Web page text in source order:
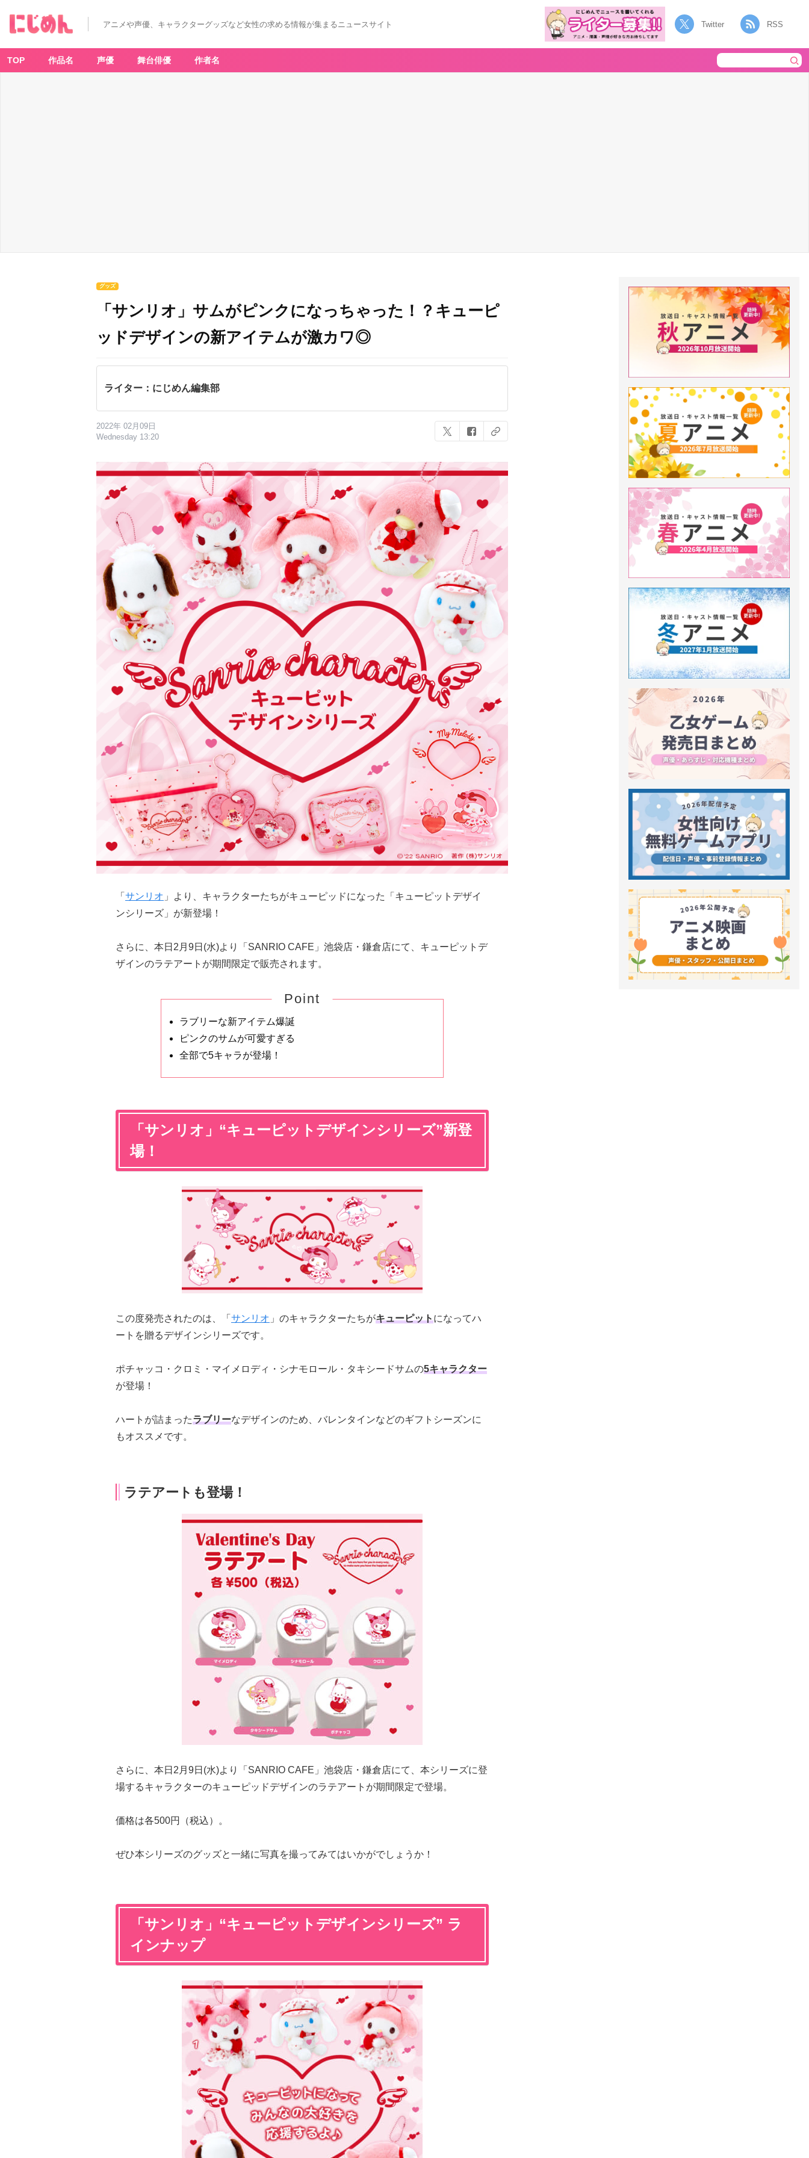
アニメや声優、キャラクターグッズなど女性の求める情報が集まるニュースサイト Twitter RSS
TOP 作品名 声優 舞台俳優 作者名
グッズ
「サンリオ」サムがピンクになっちゃった！？キューピ
ッドデザインの新アイテムが激カワ◎
ライター：にじめん編集部
2022年 02月09日
Wednesday 13:20
「 サンリオ 」より、キャラクターたちがキューピッドになった「キューピットデザイ
ンシリーズ」が新登場！
さらに、本日2月9日(水)より「SANRIO CAFE」池袋店・鎌倉店にて、キューピットデ
ザインのラテアートが期間限定で販売されます。
Point
ラブリーな新アイテム爆誕
ピンクのサムが可愛すぎる
全部で5キャラが登場！
「サンリオ」“キューピットデザインシリーズ”新登
場！
この度発売されたのは、「 サンリオ 」のキャラクターたちがキューピットになってハ
ートを贈るデザインシリーズです。
ポチャッコ・クロミ・マイメロディ・シナモロール・タキシードサムの5キャラクター
が登場！
ハートが詰まったラブリーなデザインのため、バレンタインなどのギフトシーズンに
もオススメです。
ラテアートも登場！
さらに、本日2月9日(水)より「SANRIO CAFE」池袋店・鎌倉店にて、本シリーズに登
場するキャラクターのキューピッドデザインのラテアートが期間限定で登場。
価格は各500円（税込）。
ぜひ本シリーズのグッズと一緒に写真を撮ってみてはいかがでしょうか！
「サンリオ」“キューピットデザインシリーズ” ラ
インナップ